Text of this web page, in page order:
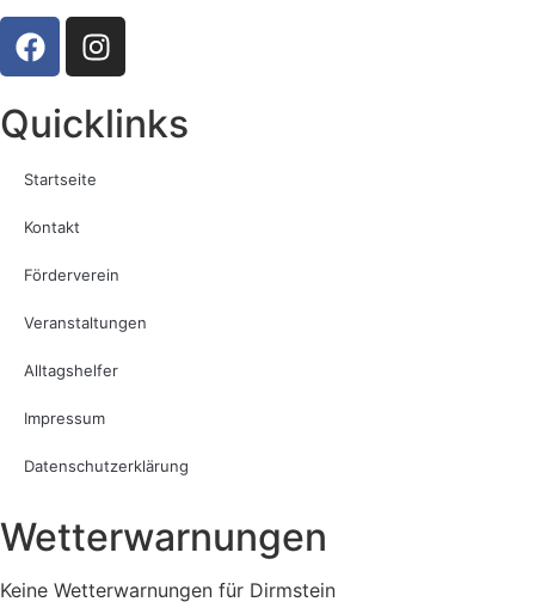
Quicklinks
Startseite
Kontakt
Förderverein
Veranstaltungen
Alltagshelfer
Impressum
Datenschutzerklärung
Wetterwarnungen
Keine Wetterwarnungen für Dirmstein